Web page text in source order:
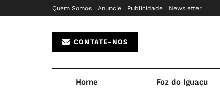
Quem Somos Anuncie Publicidade Newsletter
CONTATE-NOS
Home Foz do Iguaçu